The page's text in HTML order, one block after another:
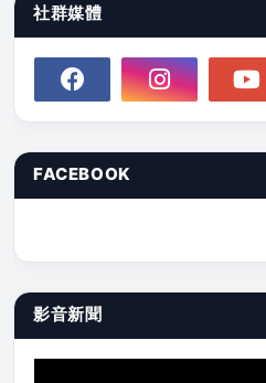
社群媒體
FACEBOOK
影音新聞